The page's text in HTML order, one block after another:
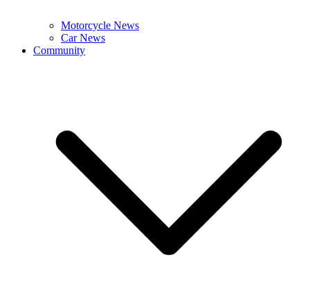
Motorcycle News
Car News
Community